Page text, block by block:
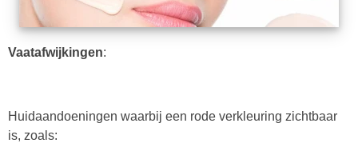
Vaatafwijkingen:
Huidaandoeningen waarbij een rode verkleuring zichtbaar
is, zoals: